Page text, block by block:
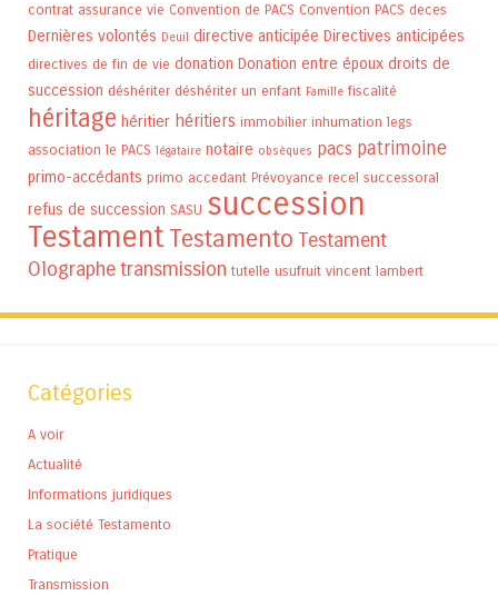
contrat assurance vie Convention de PACS Convention PACS deces
Dernières volontés Deuil directive anticipée Directives anticipées
directives de fin de vie donation Donation entre époux droits de
succession déshériter déshériter un enfant Famille fiscalité
héritage héritier héritiers immobilier inhumation legs
association le PACS légataire notaire obsèques pacs patrimoine
primo-accédants primo accedant Prévoyance recel successoral
refus de succession SASU succession
Testament Testamento Testament
Olographetransmission tutelle usufruit vincent lambert
Catégories
A voir
Actualité
Informations juridiques
La société Testamento
Pratique
Transmission